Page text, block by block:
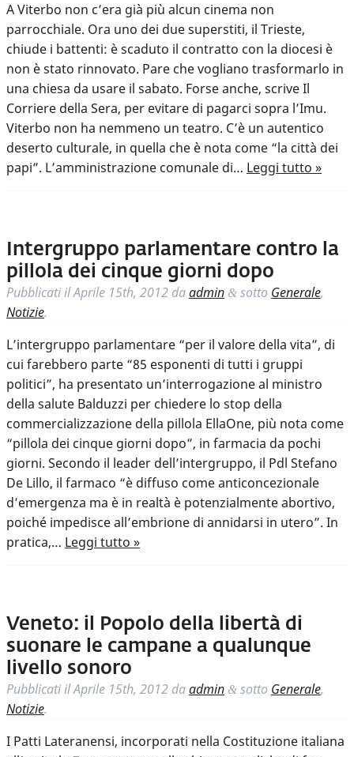
A Viterbo non c’era già più alcun cinema non
parrocchiale. Ora uno dei due superstiti, il Trieste,
chiude i battenti: è scaduto il contratto con la diocesi è
non è stato rinnovato. Pare che vogliano trasformarlo in
una chiesa da usare il sabato. Forse anche, scrive Il
Corriere della Sera, per evitare di pagarci sopra l’Imu.
Viterbo non ha nemmeno un teatro. C’è un autentico
deserto culturale, in quella che è nota come “la città dei
papi”. L’amministrazione comunale di… Leggi tutto »
Intergruppo parlamentare contro la
pillola dei cinque giorni dopo
Pubblicati ilAprile 15th, 2012 daadmin & sotto Generale,
Notizie.
L’intergruppo parlamentare “per il valore della vita”, di
cui farebbero parte “85 esponenti di tutti i gruppi
politici”, ha presentato un’interrogazione al ministro
della salute Balduzzi per chiedere lo stop della
commercializzazione della pillola EllaOne, più nota come
“pillola dei cinque giorni dopo”, in farmacia da pochi
giorni. Secondo il leader dell’intergruppo, il Pdl Stefano
De Lillo, il farmaco “è diffuso come anticoncezionale
d’emergenza ma è in realtà è potenzialmente abortivo,
poiché impedisce all’embrione di annidarsi in utero”. In
pratica,… Leggi tutto »
Veneto: il Popolo della libertà di
suonare le campane a qualunque
livello sonoro
Pubblicati ilAprile 15th, 2012 daadmin & sotto Generale,
Notizie.
I Patti Lateranensi, incorporati nella Costituzione italiana